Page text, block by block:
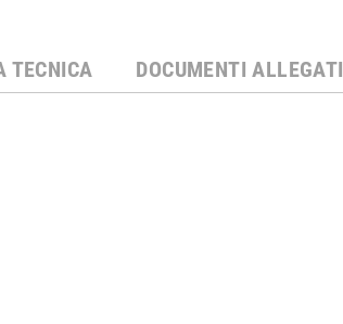
TECNICA DOCUMENTI ALLEGATI